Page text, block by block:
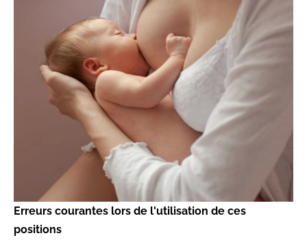
Erreurs courantes lors de l'utilisation de ces
positions